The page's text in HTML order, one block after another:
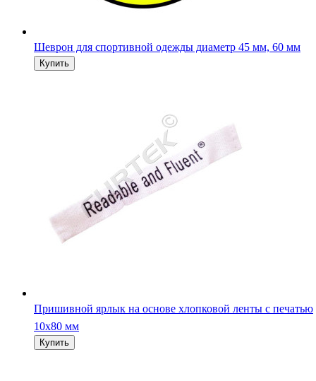
Шеврон для спортивной одежды диаметр 45 мм, 60 мм
Пришивной ярлык на основе хлопковой ленты с печатью
10х80 мм